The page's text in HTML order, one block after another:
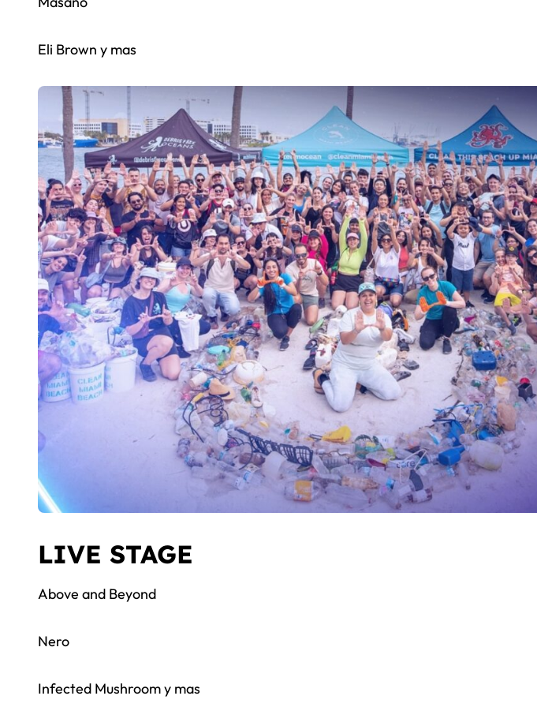
Eli Brown y mas
LIVE STAGE
Above and Beyond
Nero
Infected Mushroom y mas